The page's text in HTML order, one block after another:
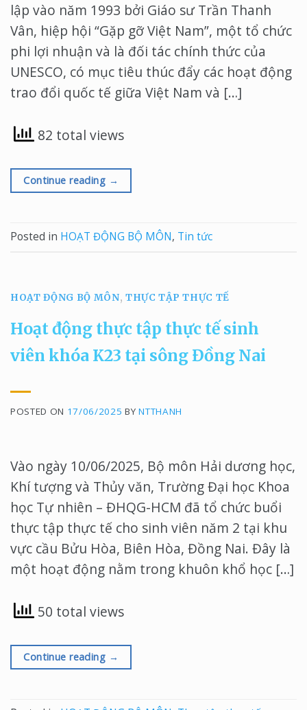
lập vào năm 1993 bởi Giáo sư Trần Thanh
Vân, hiệp hội “Gặp gỡ Việt Nam”, một tổ chức
phi lợi nhuận và là đối tác chính thức của
UNESCO, có mục tiêu thúc đẩy các hoạt động
trao đổi quốc tế giữa Việt Nam và […]
82 total views
Continue reading →
Posted in HOẠT ĐỘNG BỘ MÔN, Tin tức
HOẠT ĐỘNG BỘ MÔN,THỰC TẬP THỰC TẾ
Hoạt động thực tập thực tế sinh
viên khóa K23 tại sông Đồng Nai
POSTED ON 17/06/2025 BYNTTHANH
Vào ngày 10/06/2025, Bộ môn Hải dương học,
Khí tượng và Thủy văn, Trường Đại học Khoa
học Tự nhiên – ĐHQG-HCM đã tổ chức buổi
thực tập thực tế cho sinh viên năm 2 tại khu
vực cầu Bửu Hòa, Biên Hòa, Đồng Nai. Đây là
một hoạt động nằm trong khuôn khổ học […]
50 total views
Continue reading →